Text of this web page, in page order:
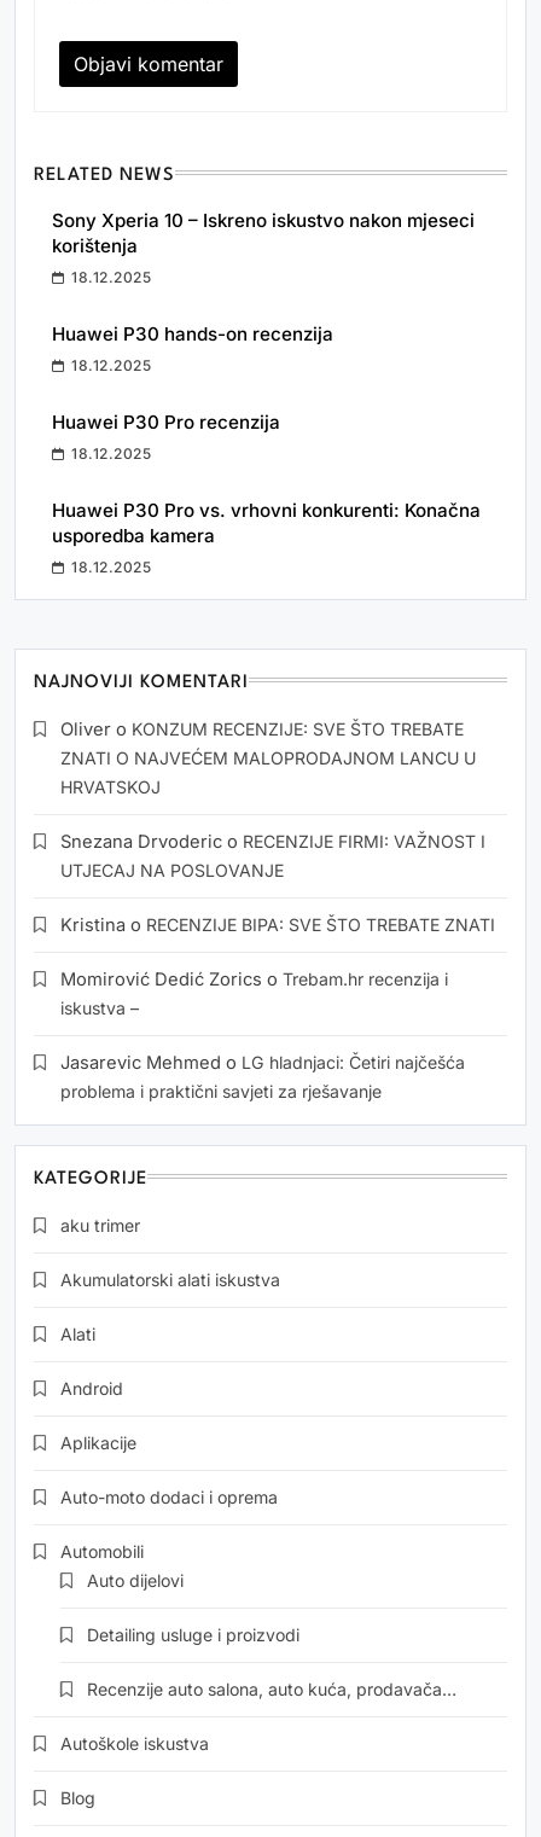
RELATED NEWS
Sony Xperia 10 – Iskreno iskustvo nakon mjeseci
korištenja
18.12.2025
Huawei P30 hands-on recenzija
18.12.2025
Huawei P30 Pro recenzija
18.12.2025
Huawei P30 Pro vs. vrhovni konkurenti: Konačna
usporedba kamera
18.12.2025
NAJNOVIJI KOMENTARI
Oliver o KONZUM RECENZIJE: SVE ŠTO TREBATE
ZNATI O NAJVEĆEM MALOPRODAJNOM LANCU U
HRVATSKOJ
Snezana Drvoderic o RECENZIJE FIRMI: VAŽNOST I
UTJECAJ NA POSLOVANJE
Kristina o RECENZIJE BIPA: SVE ŠTO TREBATE ZNATI
Momirović Dedić Zorics o Trebam.hr recenzija i
iskustva –
Jasarevic Mehmed o LG hladnjaci: Četiri najčešća
problema i praktični savjeti za rješavanje
KATEGORIJE
aku trimer
Akumulatorski alati iskustva
Alati
Android
Aplikacije
Auto-moto dodaci i oprema
Automobili
Auto dijelovi
Detailing usluge i proizvodi
Recenzije auto salona, auto kuća, prodavača…
Autoškole iskustva
Blog